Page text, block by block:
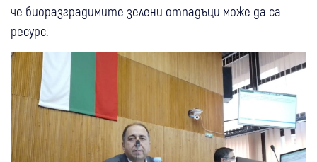
че биоразградимите зелени отпадъци може да са
ресурс.